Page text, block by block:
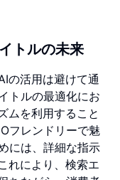
トルの未来
の活用は避けて通
トルの最適化にお
ムを利用すること
フレンドリーで魅
には、詳細な指示
れにより、検索エ